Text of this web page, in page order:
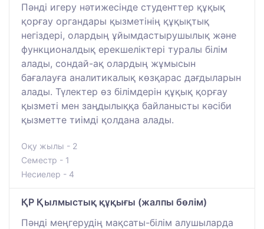
Пәнді игеру нәтижесінде студенттер құқық
қорғау органдары қызметінің құқықтық
негіздері, олардың ұйымдастырушылық және
функционалдық ерекшеліктері туралы білім
алады, сондай-ақ олардың жұмысын
бағалауға аналитикалық көзқарас дағдыларын
алады. Түлектер өз білімдерін құқық қорғау
қызметі мен заңдылыққа байланысты кәсіби
қызметте тиімді қолдана алады.
Оқу жылы - 2
Семестр - 1
Несиелер - 4
ҚР Қылмыстық құқығы (жалпы бөлім)
Пәнді меңгерудің мақсаты-білім алушыларда